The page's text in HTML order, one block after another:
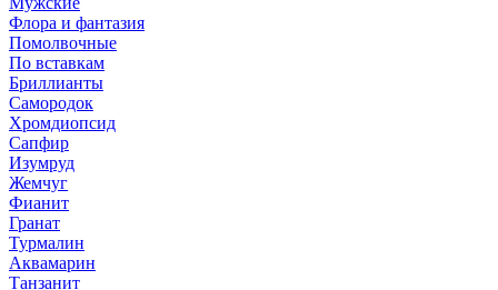
Флора и фантазия
Помолвочные
По вставкам
Бриллианты
Самородок
Хромдиопсид
Сапфир
Изумруд
Жемчуг
Фианит
Гранат
Турмалин
Аквамарин
Танзанит